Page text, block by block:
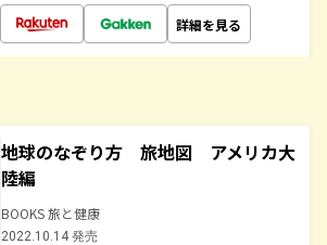
詳細を見る
地球のなぞり方 旅地図 アメリカ大
陸編
BOOKS 旅と健康
2022.10.14 発売